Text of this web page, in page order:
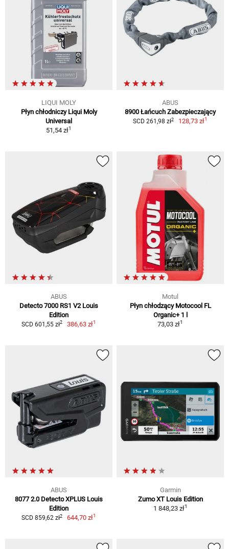
LIQUI MOLY
Płyn chłodniczy Liqui Moly
Universal
51,54 zł1
ABUS
8900 Łańcuch Zabezpieczający
SCD 261,98 zł2 128,73 zł1
ABUS
Detecto 7000 RS1 V2 Louis
Edition
SCD 601,55 zł2 386,63 zł1
Motul
Płyn chłodzący Motocool FL
Organic+ 1 l
73,03 zł1
ABUS
8077 2.0 Detecto XPLUS Louis
Edition
SCD 859,62 zł2 644,70 zł1
Garmin
Zumo XT Louis Edition
1 848,23 zł1